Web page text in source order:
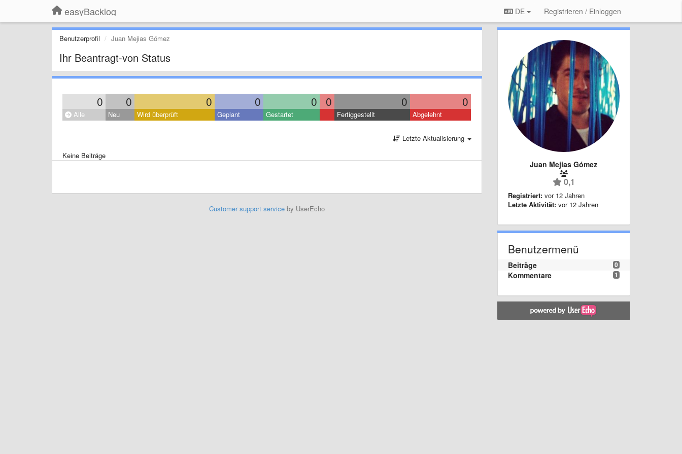
easyBacklog DE Registrieren / Einloggen
Benutzerprofil Juan Mejias Gómez
Ihr Beantragt-von Status
0 0 0 0 0 0 0 0
Alle Neu Wird überprüft Geplant Gestartet Fertiggestellt Abgelehnt
Letzte Aktualisierung
Keine Beiträge
Customer support serviceby UserEcho
Juan Mejias Gómez
0,1
Registriert: vor 12 Jahren
Letzte Aktivität: vor 12 Jahren
Benutzermenü
0
Beiträge
1
Kommentare